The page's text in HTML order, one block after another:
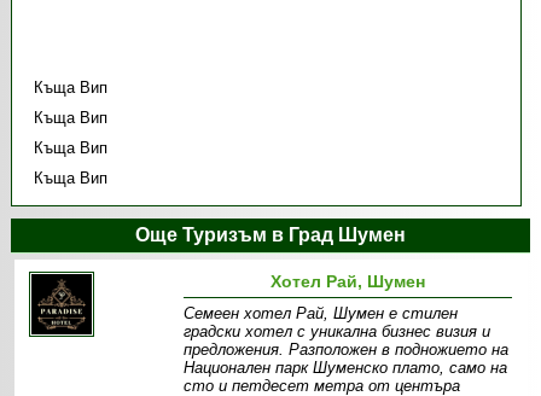
Къща Вип
Къща Вип
Къща Вип
Къща Вип
Още Туризъм в Град Шумен
Хотел Рай, Шумен
Семеен хотел Рай, Шумен е стилен
градски хотел с уникална бизнес визия и
предложения. Разположен в подножието на
Национален парк Шуменско плато, само на
сто и петдесет метра от центъра